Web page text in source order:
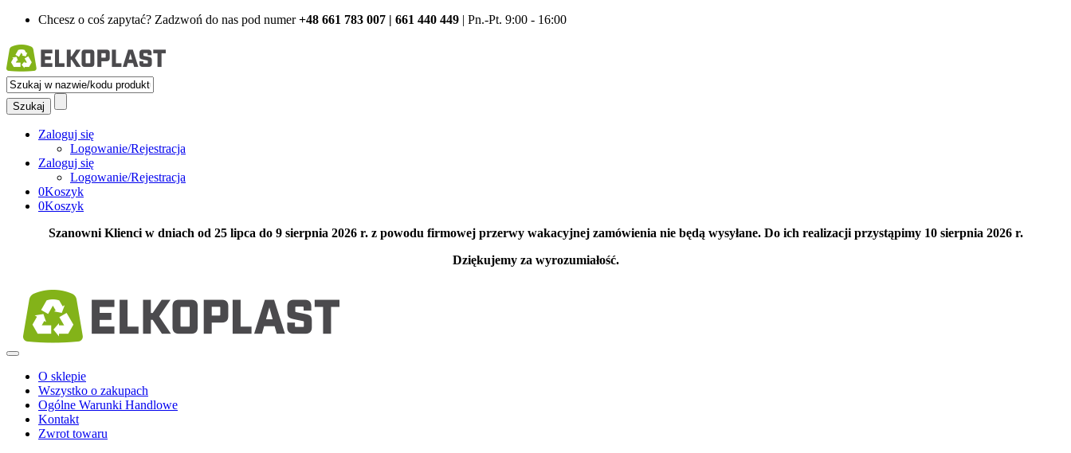
Chcesz o coś zapytać? Zadzwoń do nas pod numer+48 661 783 007 | 661 440 449 | Pn.-Pt. 9:00 - 16:00
Zaloguj się
Logowanie/Rejestracja
Zaloguj się
Logowanie/Rejestracja
0Koszyk
0Koszyk
Szanowni Klienci w dniach od 25 lipca do 9 sierpnia 2026 r. z powodu firmowej przerwy wakacyjnej zamówienia nie będą wysyłane. Do ich realizacji przystąpimy 10 sierpnia 2026 r.
Dziękujemy za wyrozumiałość.
O sklepie
Wszystko o zakupach
Ogólne Warunki Handlowe
Kontakt
Zwrot towaru